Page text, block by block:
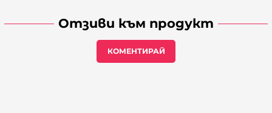
Отзиви към продукт
КОМЕНТИРАЙ